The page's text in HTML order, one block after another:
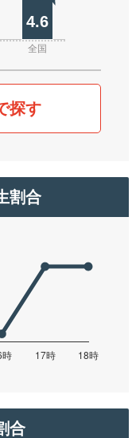
4.6
全国
探す
割合
合